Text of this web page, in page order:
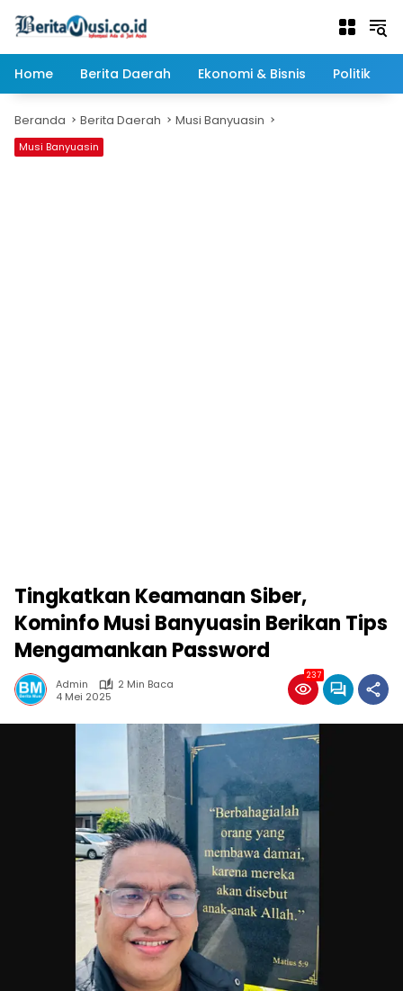
Home
Berita Daerah Ekonomi & Bisnis Politik
Beranda Berita Daerah Musi Banyuasin
Musi Banyuasin
Tingkatkan Keamanan Siber,
Kominfo Musi Banyuasin Berikan Tips
Mengamankan Password
Admin
2 Min Baca
4 Mei 2025
237